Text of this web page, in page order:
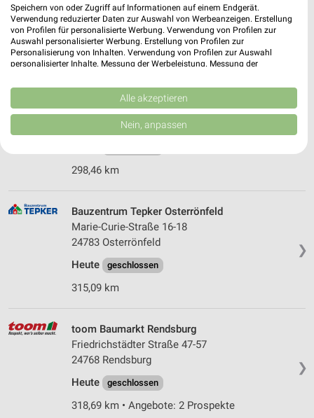
24782 Büdelsdorf
Heute geschlossen
317,13 km • Angebote: 2 Prospekte
❯
hagebaumarkt Nortorf
Ladestraße 1
24589 Nortorf
298,46 km
❯
Bauzentrum Tepker Osterrönfeld
Marie-Curie-Straße 16-18
24783 Osterrönfeld
Heute
geschlossen
315,09 km
❯
toom Baumarkt Rendsburg
Friedrichstädter Straße 47-57
24768 Rendsburg
Heute
geschlossen
318,69 km • Angebote: 2 Prospekte
Speichern von oder Zugriff auf Informationen auf einem Endgerät.
Verwendung reduzierter Daten zur Auswahl von Werbeanzeigen. Erstellung
von Profilen für personalisierte Werbung. Verwendung von Profilen zur
Auswahl personalisierter Werbung. Erstellung von Profilen zur
Personalisierung von Inhalten. Verwendung von Profilen zur Auswahl
personalisierter Inhalte. Messung der Werbeleistung. Messung der
Kombinationen von Daten aus verschiedenen Quellen. Entwicklung und
Verbesserung der Angebote. Verwendung reduzierter Daten zur Auswahl
von Inhalten.
Daten können außerhalb der Europäischen Union weitergegeben und in die
Website/App.
Partnerliste anzeigen (1 IAB-Anbieter)
IAB-Verarbeitungszwecke:
Speichern von oder Zugriff auf Informationen
auf einem Endgerät
Verwendung reduzierter Daten zur Auswahl von
Werbeanzeigen
Werbung
Verwendung von Profilen zur Auswahl
personalisierter Werbung
Erstellung von Profilen zur Personalisierung
von Inhalten
Alle akzeptieren
Nein, anpassen